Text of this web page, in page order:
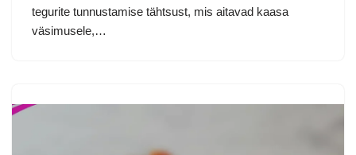
tegurite tunnustamise tähtsust, mis aitavad kaasa
väsimusele,…